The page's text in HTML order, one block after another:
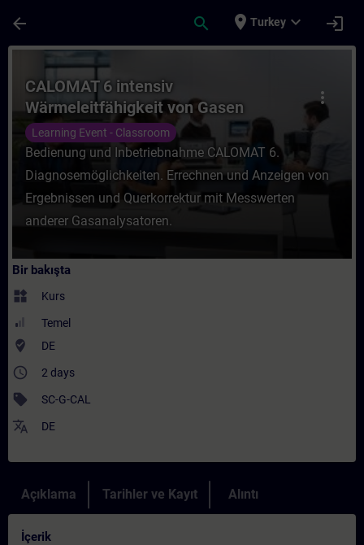
arrow_back search place Turkey expand_more login
Kurs - CALOMAT 6 intensiv
more_vert
CALOMAT 6 intensiv
Wärmeleitfähigkeit von Gasen
Learning Event - Classroom
Bedienung und Inbetriebnahme CALOMAT 6.
Diagnosemöglichkeiten. Errechnen und Anzeigen von
Ergebnissen und Querkorrektur mit Messwerten
anderer Gasanalysatoren.
Bir bakışta
widgets Kurs
Temel
where_to_vote DE
access_time 2 days
sell SC-G-CAL
translate DE
Açıklama Tarihler ve Kayıt Alıntı
İçerik